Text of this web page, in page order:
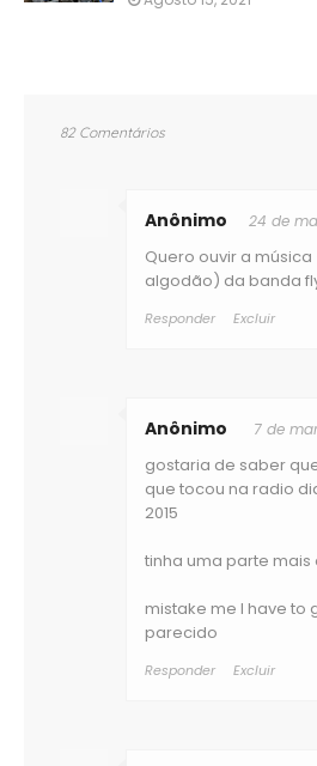
82 Comentários
Anônimo 7 de
gostaria de saber
que tocou na radio
2015
tinha uma parte mais
mistake me I have to
parecido
Responder Excluir
Anônimo 24 de
Quero ouvir a
algodão) da banda
Responder Excluir